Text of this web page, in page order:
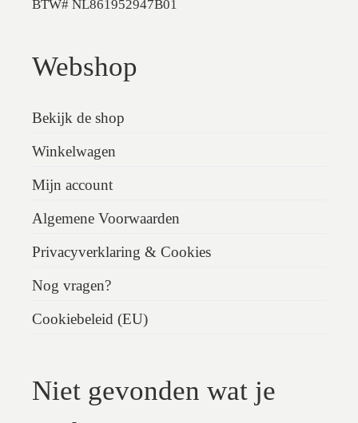
BTW# NL861952947B01
Webshop
Bekijk de shop
Winkelwagen
Mijn account
Algemene Voorwaarden
Privacyverklaring & Cookies
Nog vragen?
Cookiebeleid (EU)
Niet gevonden wat je